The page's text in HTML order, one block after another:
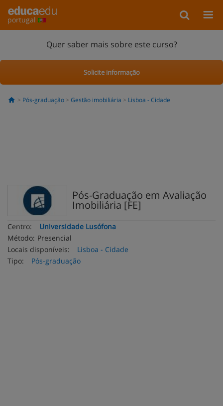
portugal
Quer saber mais sobre este curso?
Solicite informação
Pós-graduação Gestão imobiliária Lisboa - Cidade
Pós-Graduação em Avaliação
Imobiliária [FE]
Centro:
Universidade Lusófona
Método: Presencial
Locais disponíveis:
Lisboa - Cidade
Tipo:
Pós-graduação